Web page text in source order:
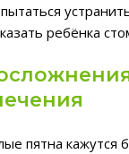
ребёнка
пятна кажутся